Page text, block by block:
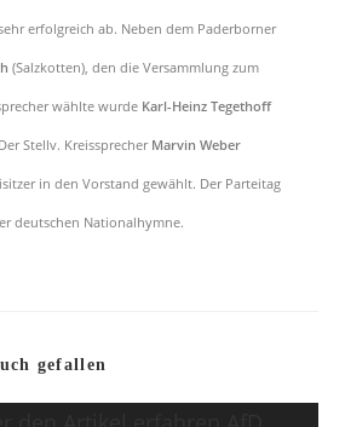
erfolgreich ab. Neben dem Paderborner
(Salzkotten), den die Versammlung zum
wählte wurde Karl-Heinz Tegethoff
Stellv. Kreissprecher Marvin Weber
in den Vorstand gewählt. Der Parteitag
deutschen Nationalhymne.
gefallen